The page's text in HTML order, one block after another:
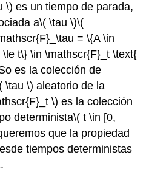
\) es un tiempo de parada,
a\( \tau \)\(
= \{A \in
t\} \in \mathscr{F}_t \text{
es la colección de
\tau \) aleatorio de la
\) es la colección
determinista\( t \in [0,
que la propiedad
tiempos deterministas